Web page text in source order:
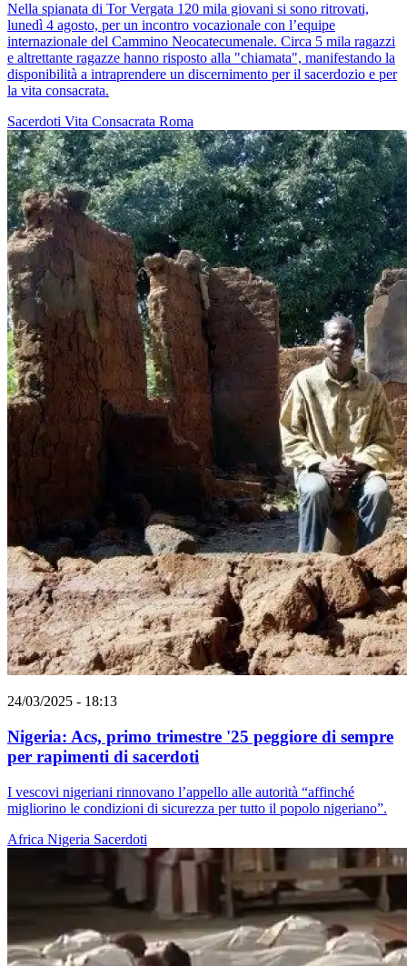
Nella spianata di Tor Vergata 120 mila giovani si sono ritrovati,
lunedì 4 agosto, per un incontro vocazionale con l’equipe
internazionale del Cammino Neocatecumenale. Circa 5 mila ragazzi
e altrettante ragazze hanno risposto alla "chiamata", manifestando la
disponibilità a intraprendere un discernimento per il sacerdozio e per
la vita consacrata.
Sacerdoti Vita Consacrata Roma
24/03/2025 - 18:13
Nigeria: Acs, primo trimestre '25 peggiore di sempre
per rapimenti di sacerdoti
I vescovi nigeriani rinnovano l’appello alle autorità “affinché
migliorino le condizioni di sicurezza per tutto il popolo nigeriano”.
Africa Nigeria Sacerdoti